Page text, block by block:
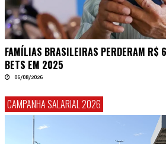
FAMÍLIAS BRASILEIRAS PERDERAM R$
BETS EM 2025
06/08/2026
CAMPANHA SALARIAL 2026